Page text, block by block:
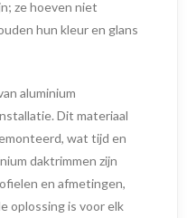
ze hoeven niet
hun kleur en glans
aluminium
Dit materiaal
wat tijd en
daktrimmen zijn
en afmetingen,
oplossing is voor elk